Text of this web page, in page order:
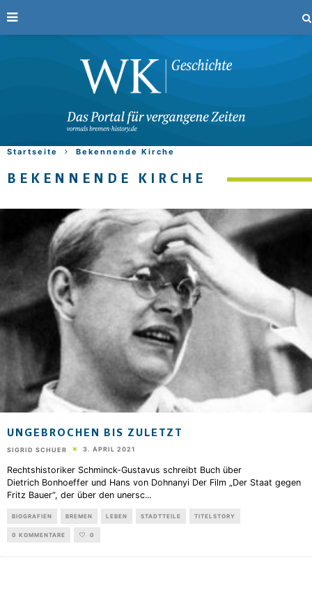
Startseite Bekennende Kirche
BEKENNENDE KIRCHE
UNGEBROCHEN BIS ZULETZT
SIGRID SCHUER 3. APRIL 2021
Rechtshistoriker Schminck-Gustavus schreibt Buch über
Dietrich Bonhoeffer und Hans von Dohnanyi Der Film „Der Staat gegen
Fritz Bauer“, der über den unersc...
BIOGRAFIEN BREMEN LEBEN STADTTEILE TITELSTORY
0 KOMMENTARE 0